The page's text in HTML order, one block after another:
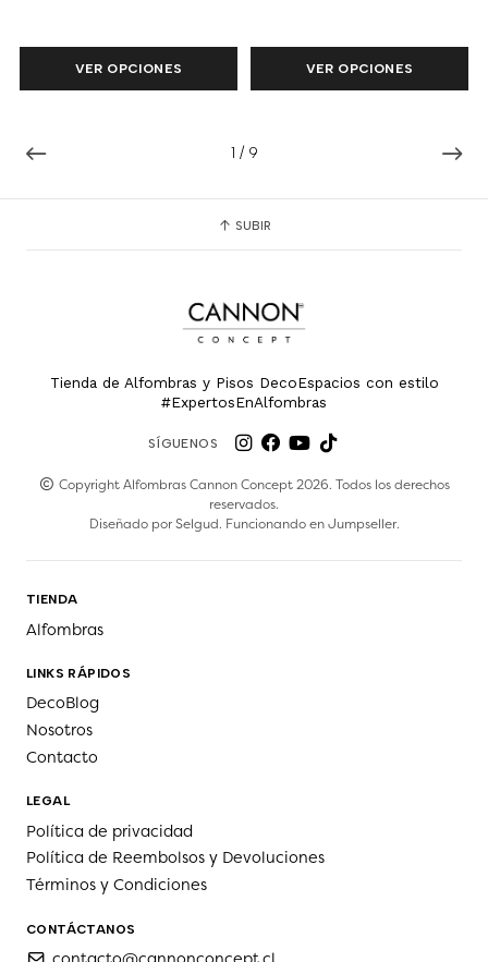
1 / 9
VER OPCIONES VER OPCIONES
SUBIR
Tienda de Alfombras y Pisos DecoEspacios con estilo
#ExpertosEnAlfombras
SÍGUENOS
Copyright Alfombras Cannon Concept 2026. Todos los derechos
reservados.
Diseñado porSelgud. Funcionando enJumpseller.
TIENDA
Alfombras
LINKS RÁPIDOS
DecoBlog
Nosotros
Contacto
LEGAL
Política de privacidad
Política de Reembolsos y Devoluciones
Términos y Condiciones
CONTÁCTANOS